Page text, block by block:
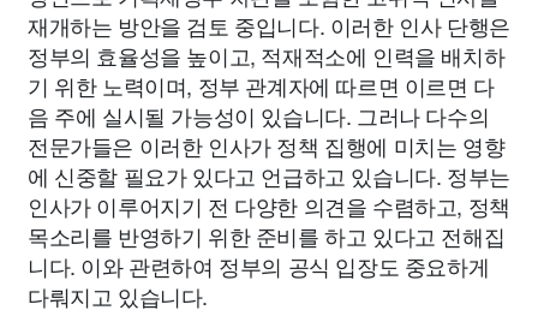
재개하는 방안을 검토 중입니다. 이러한 인사 단행은
정부의 효율성을 높이고, 적재적소에 인력을 배치하
기 위한 노력이며, 정부 관계자에 따르면 이르면 다
음 주에 실시될 가능성이 있습니다. 그러나 다수의
전문가들은 이러한 인사가 정책 집행에 미치는 영향
에 신중할 필요가 있다고 언급하고 있습니다. 정부는
인사가 이루어지기 전 다양한 의견을 수렴하고, 정책
목소리를 반영하기 위한 준비를 하고 있다고 전해집
니다. 이와 관련하여 정부의 공식 입장도 중요하게
다뤄지고 있습니다.